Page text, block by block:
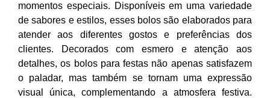
momentos especiais. Disponíveis em uma variedade
de sabores e estilos, esses bolos são elaborados para
atender aos diferentes gostos e preferências dos
clientes. Decorados com esmero e atenção aos
detalhes, os bolos para festas não apenas satisfazem
o paladar, mas também se tornam uma expressão
visual única, complementando a atmosfera festiva.